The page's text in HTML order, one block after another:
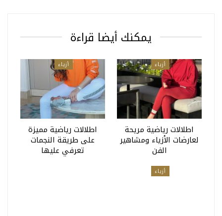
يمكنك أيضا قراءة
أزياء
اطلالات رياضية مريحة
لعارضات الأزياء ومشاهير
الفن
أزياء
اطلالات رياضية مميزة
على طريقة النجمات
تعرفي عليها
أزياء